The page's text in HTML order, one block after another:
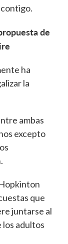
de
ha
la
ambas
excepto
que
juntarse al
adultos